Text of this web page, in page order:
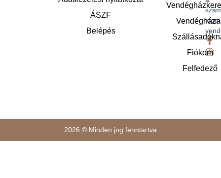
Fiókom
Felfedező
ÁSZF
Belépés
2026 © Minden jog fenntartva